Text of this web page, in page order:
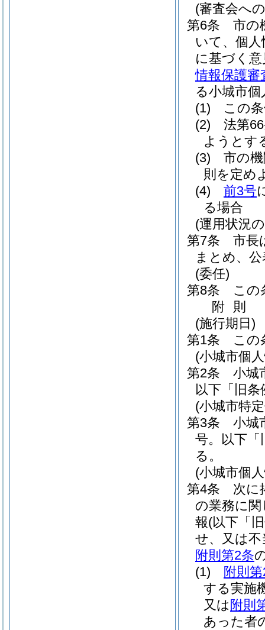
(審査会へ
第6条
市の
いて、個
に基づく
情報保護審
る小城市
(1)
この
(2)
法第
ようとす
(3)
市の
則を定め
(4)
前3号
る場合
(運用状況
第7条
市長
まとめ、
(委任)
第8条
この
附 則
(施行期日)
第1条
この
(小城市個
第2条
小城
以下「旧
(小城市特
第3条
小城
号。以下「
る。
(小城市個
第4条
次に
の業務に
報(以下「
せ、又は
附則第2条
(1)
附則
する実施
又は 附則
あった者